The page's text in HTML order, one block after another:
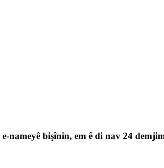
nameyê bişînin, em ê di nav 24